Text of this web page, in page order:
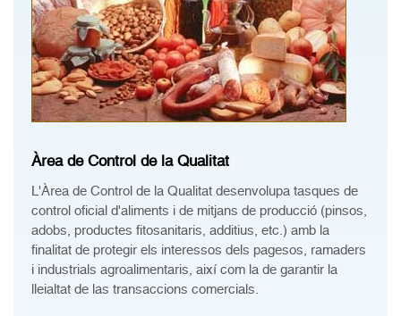
Àrea de Control de la Qualitat
L'Àrea de Control de la Qualitat desenvolupa tasques de
control oficial d'aliments i de mitjans de producció (pinsos,
adobs, productes fitosanitaris, additius, etc.) amb la
finalitat de protegir els interessos dels pagesos, ramaders
i industrials agroalimentaris, així com la de garantir la
lleialtat de las transaccions comercials.